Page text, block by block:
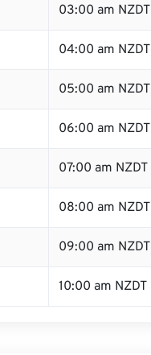
03:00 am NZDT
04:00 am NZDT
05:00 am NZDT
06:00 am NZDT
07:00 am NZDT
08:00 am NZDT
09:00 am NZDT
10:00 am NZDT